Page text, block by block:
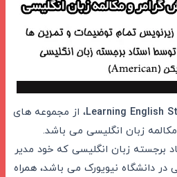
، از مجموعه های
زبان انگلیسی می باشد.
زبان انگلیسی که خود مدیر
دانشگاه نیویورک می باشد، همراه